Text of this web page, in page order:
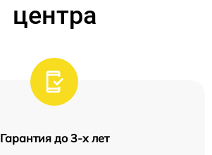
центра
Гарантия до 3-х лет